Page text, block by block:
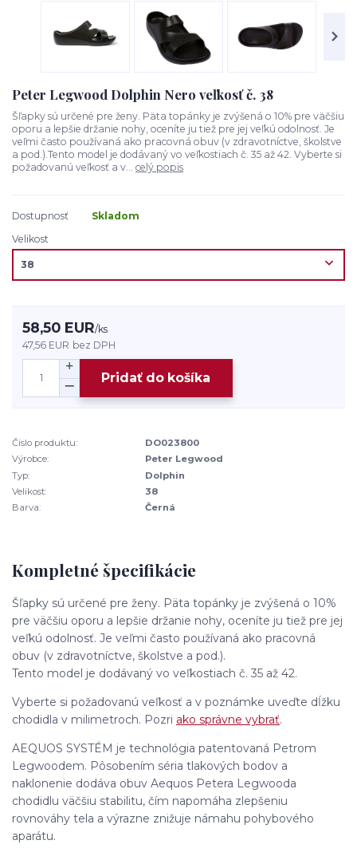
Peter Legwood Dolphin Nero veľkosť č. 38
Šľapky sú určené pre ženy. Päta topánky je zvýšená o 10% pre väčšiu
oporu a lepšie držanie nohy, oceníte ju tiež pre jej veľkú odolnosť. Je
veľmi často používaná ako pracovná obuv (v zdravotníctve, školstve
a pod.).Tento model je dodávaný vo veľkostiach č. 35 až 42. Vyberte si
požadovanú veľkosť a v... celý popis
Dostupnosť
Skladom
Velikost
58,50 EUR/ks
47,56 EUR bez DPH
Pridať do košíka
Číslo produktu:
DO023800
Výrobce:
Peter Legwood
Typ:
Dolphin
Velikost:
38
Barva:
Černá
Kompletné špecifikácie
Šľapky sú určené pre ženy. Päta topánky je zvýšená o 10%
pre väčšiu oporu a lepšie držanie nohy, oceníte ju tiež pre jej
veľkú odolnosť. Je veľmi často používaná ako pracovná
obuv (v zdravotníctve, školstve a pod.).
Tento model je dodávaný vo veľkostiach č. 35 až 42.
Vyberte si požadovanú veľkosť a v poznámke uveďte dĺžku
chodidla v milimetroch. Pozri ako správne vybrať.
AEQUOS SYSTÉM je technológia patentovaná Petrom
Legwoodem. Pôsobením séria tlakových bodov a
naklonenie dodáva obuv Aequos Petera Legwooda
chodidlu väčšiu stabilitu, čím napomáha zlepšeniu
rovnováhy tela a výrazne znižuje námahu pohybového
aparátu.